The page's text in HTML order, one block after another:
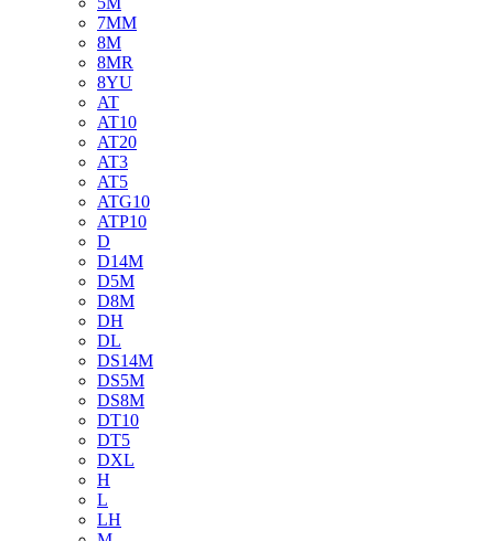
7MM
8M
8MR
8YU
AT
AT10
AT20
AT3
AT5
ATG10
ATP10
D
D14M
D5M
D8M
DH
DL
DS14M
DS5M
DS8M
DT10
DT5
DXL
H
L
LH